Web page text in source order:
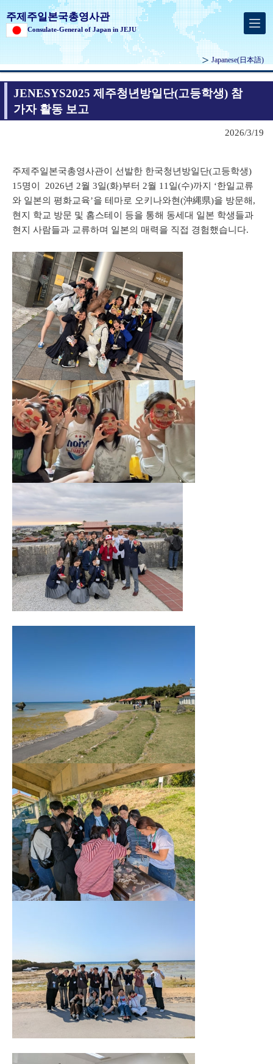
주제주일본국총영사관
Consulate-General of Japan in JEJU
Japanese(日本語)
JENESYS2025 제주청년방일단(고등학생) 참
가자 활동 보고
2026/3/19
주제주일본국총영사관이 선발한 한국청년방일단(고등학생)
15명이 2026년 2월 3일(화)부터 2월 11일(수)까지 ‘한일교류
와 일본의 평화교육’을 테마로 오키나와현(沖縄県)을 방문해,
현지 학교 방문 및 홈스테이 등을 통해 동세대 일본 학생들과
현지 사람들과 교류하며 일본의 매력을 직접 경험했습니다.